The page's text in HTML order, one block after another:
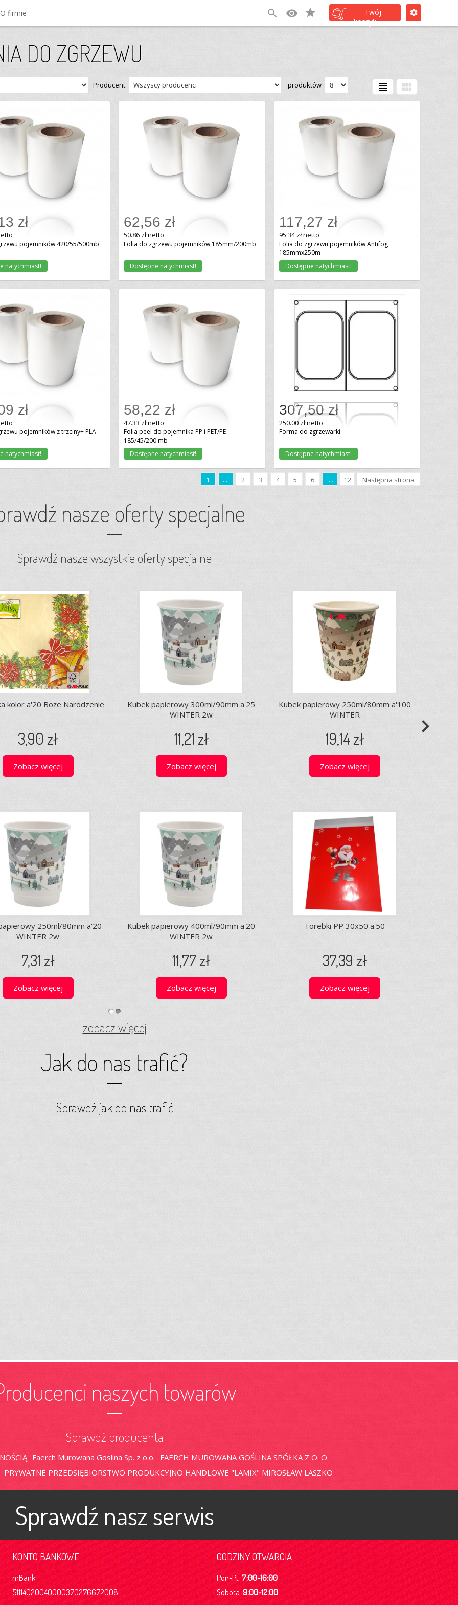
O firmie
Twój
koszyk
DO ZGRZEWU
Producent produktów view_module
view_headline
Dodaj do koszyka
zł
pojemników 420/55/500mb
natychmiast!
Dodaj do koszyka
62,56 zł
50.86 zł netto
Folia do zgrzewu pojemników 185mm/200mb
Dostępne natychmiast!
Dodaj do koszyka
117,27 zł
95.34 zł netto
Folia do zgrzewu pojemników Antifog
185mmx250m
Dostępne natychmiast!
Dodaj do koszyka
zł
pojemników z trzciny+ PLA
natychmiast!
Dodaj do koszyka
58,22 zł
47.33 zł netto
Folia peel do pojemnika PP i PET/PE
185/45/200 mb
Dostępne natychmiast!
Dodaj do koszyka
307,50 zł
250.00 zł netto
Forma do zgrzewarki
Dostępne natychmiast!
1 .... 2 3 4 5 6 .... 12 Następna strona
nasze oferty specjalne
Sprawdź nasze wszystkie oferty specjalne
kolor a'20 Boże Narodzenie
3,90 zł
Zobacz więcej
Kubek papierowy 300ml/90mm a'25
WINTER 2w
11,21 zł
Zobacz więcej
Kubek papierowy 250ml/80mm a'100
WINTER
19,14 zł
Zobacz więcej
250ml/80mm a'20
WINTER 2w
7,31 zł
Zobacz więcej
Kubek papierowy 400ml/90mm a'20
WINTER 2w
11,77 zł
Zobacz więcej
Torebki PP 30x50 a'50
37,39 zł
Zobacz więcej
navigate_next
zobacz więcej
Jak do nas trafić?
Sprawdź jak do nas trafić
naszych towarów
Sprawdź producenta
Faerch Murowana Goslina Sp. z o.o. FAERCH MUROWANA GOŚLINA SPÓŁKA Z O. O.
PRYWATNE PRZEDSIĘBIORSTWO PRODUKCYJNO HANDLOWE "LAMIX" MIROSŁAW LASZKO
Sprawdź nasz serwis
KONTO BANKOWE
mBank
51114020040000370276672008
GODZINY OTWARCIA
Pon-Pt7:00-16:00
Sobota9:00-12:00